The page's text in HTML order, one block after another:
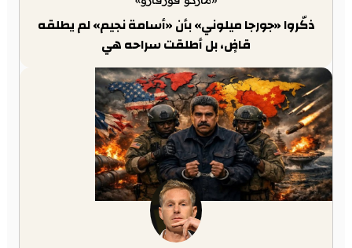
ذكّروا «جورجا ميلوني» بأن «أسامة نجيم» لم يطلقه
قاضٍ، بل أطلقت سراحه هي